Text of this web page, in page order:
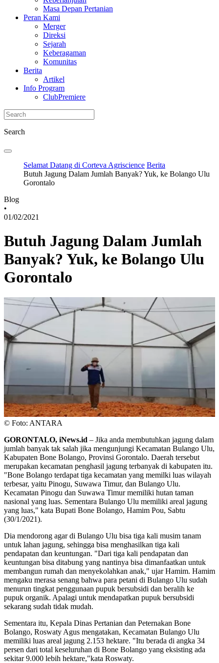
Masa Depan Pertanian
Peran Kami
Merger
Direksi
Sejarah
Keberagaman
Komunitas
Berita
Artikel
Info Program
ClubPremiere
Search
Selamat Datang di Corteva Agriscience Berita
Butuh Jagung Dalam Jumlah Banyak? Yuk, ke Bolango Ulu
Gorontalo
Blog
•
01/02/2021
Butuh Jagung Dalam Jumlah
Banyak? Yuk, ke Bolango Ulu
Gorontalo
© Foto: ANTARA
GORONTALO, iNews.id – Jika anda membutuhkan jagung dalam
jumlah banyak tak salah jika mengunjungi Kecamatan Bulango Ulu,
Kabupaten Bone Bolango, Provinsi Gorontalo. Daerah tersebut
merupakan kecamatan penghasil jagung terbanyak di kabupaten itu.
"Bone Bolango terdapat tiga kecamatan yang memilki luas wilayah
terbesar, yaitu Pinogu, Suwawa Timur, dan Bulango Ulu.
Kecamatan Pinogu dan Suwawa Timur memiliki hutan taman
nasional yang luas. Sementara Bulango Ulu memiliki areal jagung
yang luas," kata Bupati Bone Bolango, Hamim Pou, Sabtu
(30/1/2021).
Dia mendorong agar di Bulango Ulu bisa tiga kali musim tanam
untuk lahan jagung, sehingga bisa menghasilkan tiga kali
pendapatan dan keuntungan. "Dari tiga kali pendapatan dan
keuntungan bisa ditabung yang nantinya bisa dimanfaatkan untuk
membangun rumah dan menyekolahkan anak," ujar Hamim. Hamim
mengaku merasa senang bahwa para petani di Bulango Ulu sudah
menurun tingkat penggunaan pupuk bersubsidi dan beralih ke
pupuk organik. Apalagi untuk mendapatkan pupuk bersubsidi
sekarang sudah tidak mudah.
Sementara itu, Kepala Dinas Pertanian dan Peternakan Bone
Bolango, Roswaty Agus mengatakan, Kecamatan Bulango Ulu
memiliki luas areal jagung 2.153 hektare. "Itu berada di angka 34
persen dari total keseluruhan di Bone Bolango yang eksisting ada
sekitar 9.000 lebih hektare,"kata Roswaty.